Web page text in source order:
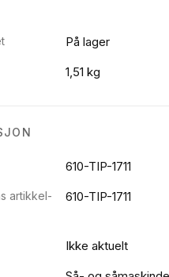
På lager
1,51 kg
610-TIP-1711
artikkel-
610-TIP-1711
Ikke aktuelt